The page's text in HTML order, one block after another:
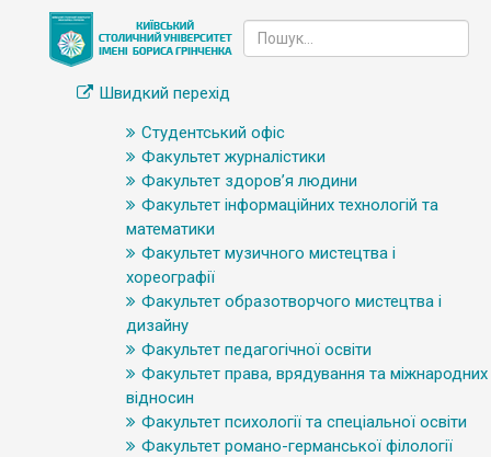
Швидкий перехід
Студентський офіс
Факультет журналістики
Факультет здоров’я людини
Факультет інформаційних технологій та
математики
Факультет музичного мистецтва і
хореографії
Факультет образотворчого мистецтва і
дизайну
Факультет педагогічної освіти
Факультет права, врядування та міжнародних
відносин
Факультет психології та спеціальної освіти
Факультет романо-германської філології